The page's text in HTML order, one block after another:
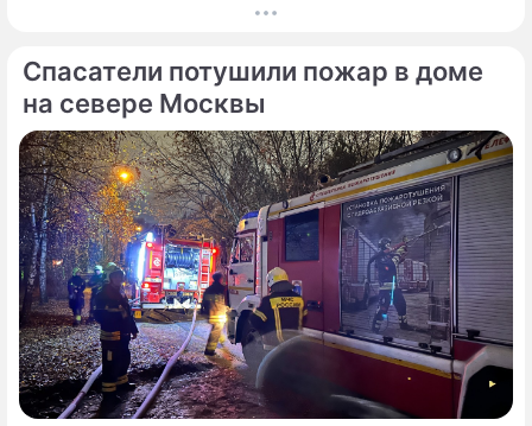
разрушений и пострадавших нет. На месте
Спасатели потушили пожар в доме
на севере Москвы